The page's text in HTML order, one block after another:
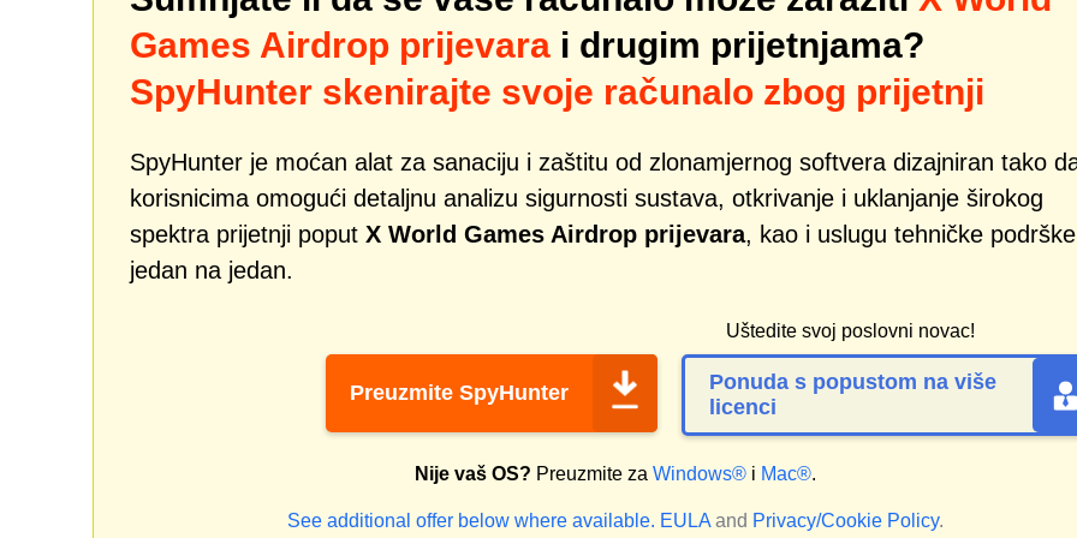
Games Airdrop prijevara i drugim prijetnjama?
SpyHunter skenirajte svoje računalo zbog prijetnji
SpyHunter je moćan alat za sanaciju i zaštitu od zlonamjernog softvera dizajniran tako
korisnicima omogući detaljnu analizu sigurnosti sustava, otkrivanje i uklanjanje širokog
spektra prijetnji poput X World Games Airdrop prijevara, kao i uslugu tehničke podrške
jedan na jedan.
Preuzmite SpyHunter
Uštedite svoj poslovni novac!
Ponuda s popustom na više
licenci
Nije vaš OS? Preuzmite za Windows® i Mac®.
See additional offer below where available. EULA and Privacy/Cookie Policy.